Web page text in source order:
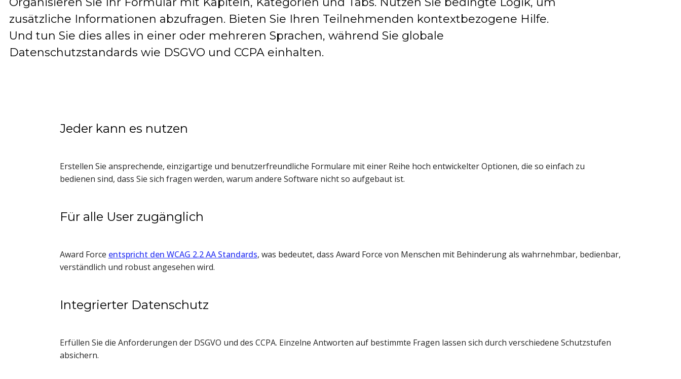
zusätzliche Informationen abzufragen. Bieten Sie Ihren Teilnehmenden kontextbezogene Hilfe.
Und tun Sie dies alles in einer oder mehreren Sprachen, während Sie globale
Datenschutzstandards wie DSGVO und CCPA einhalten.
Jeder kann es nutzen
Erstellen Sie ansprechende, einzigartige und benutzerfreundliche Formulare mit einer Reihe hoch entwickelter Optionen, die so einfach zu
bedienen sind, dass Sie sich fragen werden, warum andere Software nicht so aufgebaut ist.
Für alle User zugänglich
Award Force entspricht den WCAG 2.2 AA Standards, was bedeutet, dass Award Force von Menschen mit Behinderung als wahrnehmbar, bedienbar,
verständlich und robust angesehen wird.
Integrierter Datenschutz
Erfüllen Sie die Anforderungen der DSGVO und des CCPA. Einzelne Antworten auf bestimmte Fragen lassen sich durch verschiedene Schutzstufen
absichern.